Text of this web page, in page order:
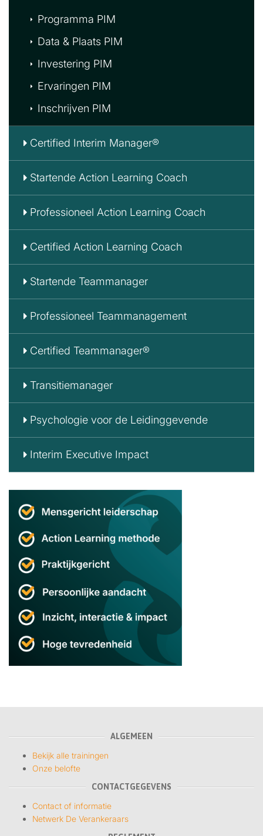
Programma PIM
Data & Plaats PIM
Investering PIM
Ervaringen PIM
Inschrijven PIM
Certified Interim Manager®
Startende Action Learning Coach
Professioneel Action Learning Coach
Certified Action Learning Coach
Startende Teammanager
Professioneel Teammanagement
Certified Teammanager®
Transitiemanager
Psychologie voor de Leidinggevende
Interim Executive Impact
ALGEMEEN
Bekijk alle trainingen
Onze belofte
CONTACTGEGEVENS
Contact of informatie
Netwerk De Verankeraars